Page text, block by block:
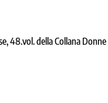
48.vol. della Collana